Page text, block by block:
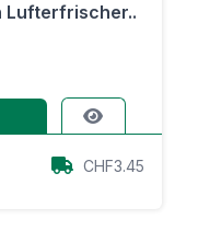
Lufterfrischer..
CHF3.45